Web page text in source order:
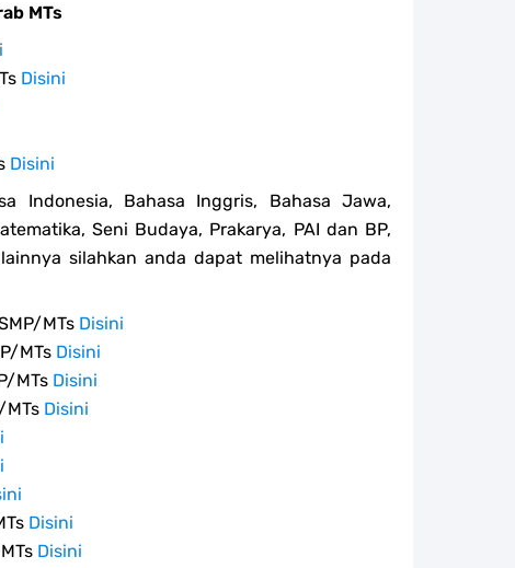
MTs
Disini
Disini
Indonesia, Bahasa Inggris, Bahasa Jawa,
Seni Budaya, Prakarya, PAI dan BP,
silahkan anda dapat melihatnya pada
MTs Disini
MTs Disini
MTs Disini
MTs Disini
Disini
Disini